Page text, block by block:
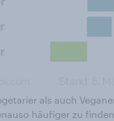
als auch
häufiger zu